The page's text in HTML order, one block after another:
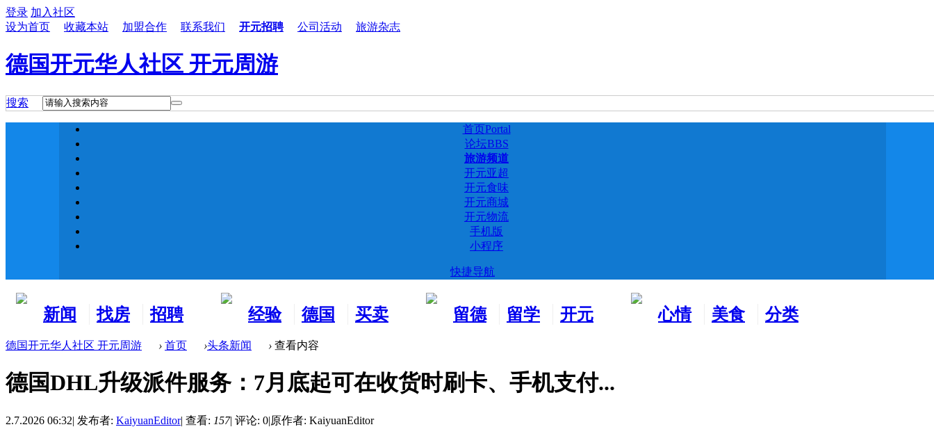
登录 加入社区
设为首页
收藏本站 加盟合作 联系我们 开元招聘 公司活动 旅游杂志
德国开元华人社区 开元周游
搜索
首页Portal
论坛BBS
旅游频道
开元亚超
开元食味
开元商城
开元物流
手机版
小程序
快捷导航
新闻
找房
招聘
经验
分享
德国
生活
买卖
留德
留学
开元
心情
美食
分类
德国开元华人社区 开元周游 › 首页 ›头条新闻 › 查看内容
德国DHL升级派件服务：7月底起可在收货时刷卡、手机支付...
2.7.2026 06:32| 发布者: KaiyuanEditor| 查看: 157| 评论: 0|原作者: KaiyuanEditor